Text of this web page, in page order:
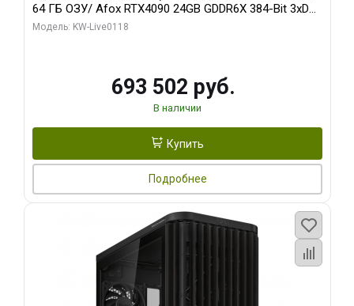
64 ГБ ОЗУ/ Afox RTX4090 24GB GDDR6X 384-Bit 3xDP
HDMI ATX Turbo/ 960 ГБ SSD)
Модель: KW-Live0118
693 502 руб.
В наличии
Купить
Подробнее